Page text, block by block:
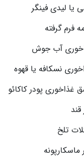
یا لیدی فینگر